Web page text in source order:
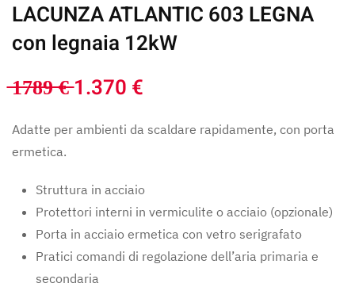
LACUNZA ATLANTIC 603 LEGNA
con legnaia 12kW
̶1̶7̶8̶9̶ ̶€̶ 1.370 €
Adatte per ambienti da scaldare rapidamente, con porta
ermetica.
Struttura in acciaio
Protettori interni in vermiculite o acciaio (opzionale)
Porta in acciaio ermetica con vetro serigrafato
Pratici comandi di regolazione dell’aria primaria e
secondaria